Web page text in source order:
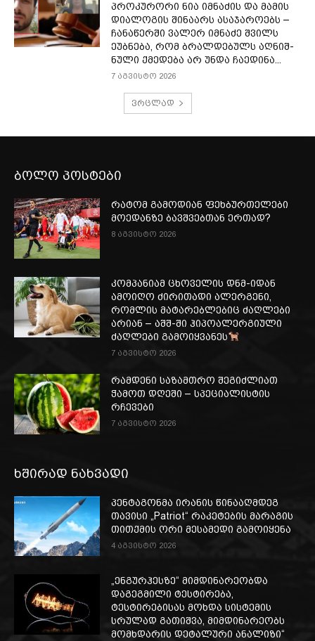
პროკურორი ნია იმნაძის და მამის
დიალოგის შინაარს ასაჯაროებს –
ჩა­ნა­წერ­ში ვა­ლერ იმ­ნა­ძე შვილს
ეუბ­ნე­ბა, რომ ბრალ­დე­ბულს აღ­ნიშ­
ნუ­ლი ქმე­დე­ბა არ უნდა ჩა­ე­დი­ნა...
7 აგვისტო 2026
ვრცლად
ბოლო პოსტები
რატომ გამოდიან ფეხბურთელები
მოედანზე ბავშვებთან ერთად?
8 აგვისტო 2026
კომპანიამ ცხოველის დნმ-იდან
ამოიღო ძირითადი ალერგენი,
რომლის მატარებლებიც ძაღლები
არიან – აშშ-ში ჰიპოალერგიული
ძაღლები გამოიყვანეს
7 აგვისტო 2026
რამდენი საზამთრო შეგიძლიათ
ჭამოთ დღეში – სპეციალისტის
რჩევები
7 აგვისტო 2026
ხშირად ნახვადი
პენტაგონმა ირანის წინააღმდეგ
თავისი „Patriot“ რაკეტების მარაგის
თითქმის ორი მესამედი გამოიყენა
4 აგვისტო 2026
„ენგურჰესზე“ მიმდინარეობდა
დაგეგმილი ტესტირება,
ტესტირებისას მოხდა სისტემის
სრულად გათიშვა, მიმდინარეობს
მომხდარის დეტალური ანალიზი“